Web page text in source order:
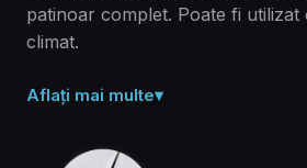
patinoar complet. Poate fi
climat.
Aflați mai multe▾
Polimer solid, nu gheață.